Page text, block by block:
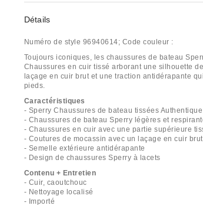
Détails
Numéro de style 96940614; Code couleur :
Toujours iconiques, les chaussures de bateau
Chaussures en cuir tissé arborant une silhouette
laçage en cuir brut et une traction antidérapante
pieds.
Caractéristiques
- Sperry Chaussures de bateau tissées
- Chaussures de bateau Sperry légères et
- Chaussures en cuir avec une partie supérieure
- Coutures de mocassin avec un laçage en cuir brut
- Semelle extérieure antidérapante
- Design de chaussures Sperry à lacets
Contenu + Entretien
- Cuir, caoutchouc
- Nettoyage localisé
- Importé